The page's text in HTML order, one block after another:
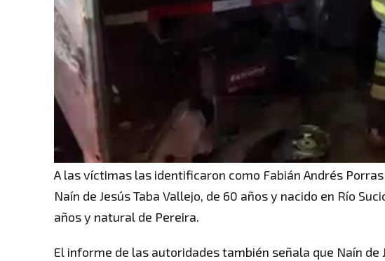
A las víctimas las identificaron como Fabián Andrés
Naín de Jesús Taba Vallejo, de 60 años y nacido en Río
años y natural de Pereira.
El informe de las autoridades también señala que Naín de